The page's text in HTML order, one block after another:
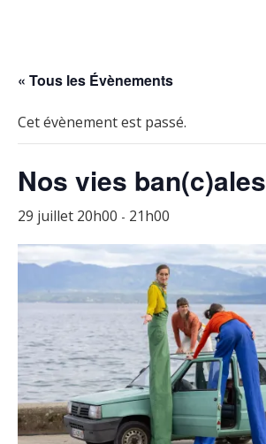
« Tous les Évènements
Cet évènement est passé.
Nos vies ban(c)ales
29 juillet 20h00 - 21h00